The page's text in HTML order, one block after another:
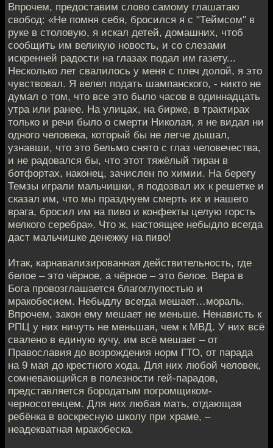
Впрочем, предоставим слово самому глашатаю
свобод: «He помня себя, бросился я с "Теймсом" в
руке в столовую, я искал детей, домашних, чтоб
сообщить им великую новость, и со слезами
искренней радости на глазах подал им газету...
Несколько лет свалилось у меня с плеч долой, я это
чувствовал. Я велел подать шампанского, - никто не
думал о том, что все это было часов в одиннадцать
утра или ранее. На улицах, на бирже, в трактирах
только и речи было о смерти Николая, я не видал ни
одного человека, который бы не легче дышал,
узнавши, что это бельмо снято с глаз человечества,
и не радовался бы, что этот тяжёлый тиран в
ботфортах, наконец, зачислен по химии. На берегу
Темзы играли мальчишки, я подозвал их к решетке и
сказал им, что мы празднуем смерть их и нашего
врага, бросил им на пиво и конфекты целую горсть
мелкого серебра». Что ж, настоящее небыдло всегда
даст мальчишке денежку на пиво!
Итак, карнавализированная действительность, где
белое – это чёрное, а чёрное – это белое. Вера в
Бога провозглашается благоглупостью и
мракобесием. Небыдлу всегда мешает…мораль.
Впрочем, закон ему мешает не меньше. Ненависть к
РПЦ у них ничуть не меньшая, чем к МВД. У них всё
свалено в единую кучу, им всё мешает – от
Православия до возрождения норм ГТО, от парада
на 9 мая до крестного хода. Для них любой человек,
сомневающийся в полезности гей-парадов,
представляется бородатым погромщиком-
черносотенцем. Для них любая мать, отдающая
ребёнка в воскресную школу при храме, –
неадекватная мракобеска.